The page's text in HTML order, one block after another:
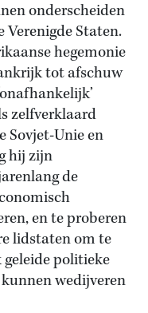
onderscheiden
Verenigde Staten.
hegemonie
tot afschuw
zelfverklaard
Sovjet-Unie en
hij zijn
de
en te proberen
lidstaten om te
politieke
wedijveren